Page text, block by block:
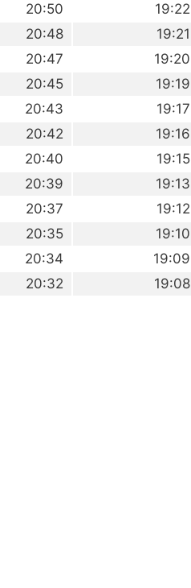
19:22
20:50
19:21
20:48
19:20
20:47
19:19
20:45
19:17
20:43
19:16
20:42
19:15
20:40
19:13
20:39
19:12
20:37
19:10
20:35
19:09
20:34
19:08
20:32